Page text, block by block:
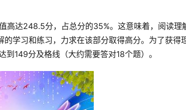
学习和练习，力求在该部分取得高分。为了获得
149分及格线（大约需要答对18个题）。